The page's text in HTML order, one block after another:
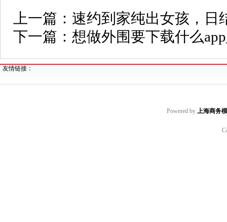
上一篇： 速约到家纯出女孩，日
下一篇： 想做外围要下载什么
友情链接：
Powered by 上海商务